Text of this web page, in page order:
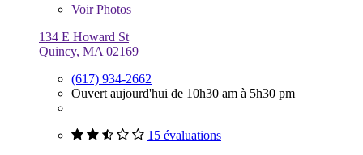
VoirPhotos
134 E Howard St
Quincy, MA 02169
(617) 934-2662
Ouvert aujourd'hui de 10h30 am à 5h30 pm
15 évaluations